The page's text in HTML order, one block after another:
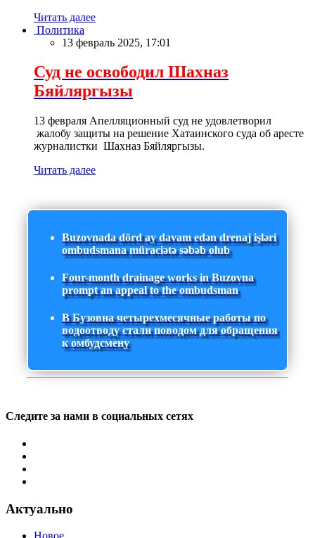
Читать далее
Политика
13 февраль 2025, 17:01
Суд не освободил Шахназ
Бяйляргызы
13 февраля Апелляционный суд не удовлетворил
жалобу защиты на решение Хатаинского суда об аресте
журналистки Шахназ Бяйляргызы.
Читать далее
Buzovnada dörd ay davam edən drenaj işləri
ombudsmana müraciətə səbəb olub
Four-month drainage works in Buzovna
prompt an appeal to the ombudsman
В Бузовна четырехмесячные работы по
водоотводу стали поводом для обращения
к омбудсмену
Следите за нами в социальных сетях
Актуально